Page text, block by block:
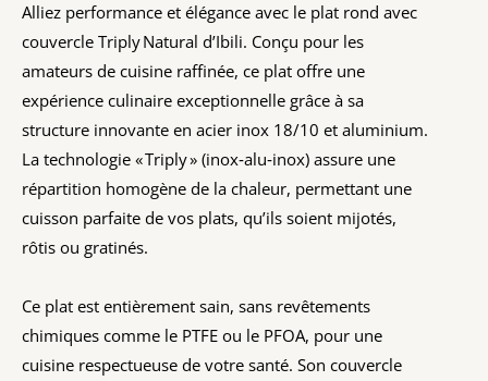
Alliez performance et élégance avec le plat rond avec
couvercle Triply Natural d’Ibili. Conçu pour les
amateurs de cuisine raffinée, ce plat offre une
expérience culinaire exceptionnelle grâce à sa
structure innovante en acier inox 18/10 et aluminium.
La technologie « Triply » (inox‑alu‑inox) assure une
répartition homogène de la chaleur, permettant une
cuisson parfaite de vos plats, qu’ils soient mijotés,
rôtis ou gratinés.
Ce plat est entièrement sain, sans revêtements
chimiques comme le PTFE ou le PFOA, pour une
cuisine respectueuse de votre santé. Son couvercle